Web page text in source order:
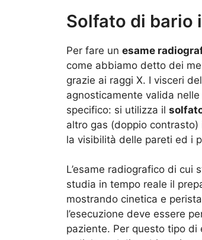
Solfato di bario
Per fare un esame
come abbiamo detto dei
grazie ai raggi X. I visceri
agnosticamente valida
specifico: si utilizza il
altro gas (doppio
la visibilità delle pareti ed i
L’esame radiografico di cui
studia in tempo reale il
mostrando cinetica e
l’esecuzione deve essere
paziente. Per questo tipo di